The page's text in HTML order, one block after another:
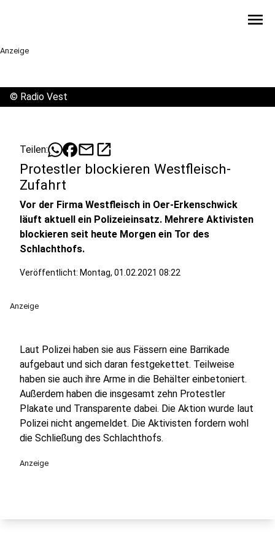
menu
Anzeige
© Radio Vest
Teilen: mailopen_in_new
Protestler blockieren Westfleisch-
Zufahrt
Vor der Firma Westfleisch in Oer-Erkenschwick
läuft aktuell ein Polizeieinsatz. Mehrere Aktivisten
blockieren seit heute Morgen ein Tor des
Schlachthofs.
Veröffentlicht: Montag, 01.02.2021 08:22
Anzeige
Laut Polizei haben sie aus Fässern eine Barrikade
aufgebaut und sich daran festgekettet. Teilweise
haben sie auch ihre Arme in die Behälter einbetoniert.
Außerdem haben die insgesamt zehn Protestler
Plakate und Transparente dabei. Die Aktion wurde laut
Polizei nicht angemeldet. Die Aktivisten fordern wohl
die Schließung des Schlachthofs.
Anzeige